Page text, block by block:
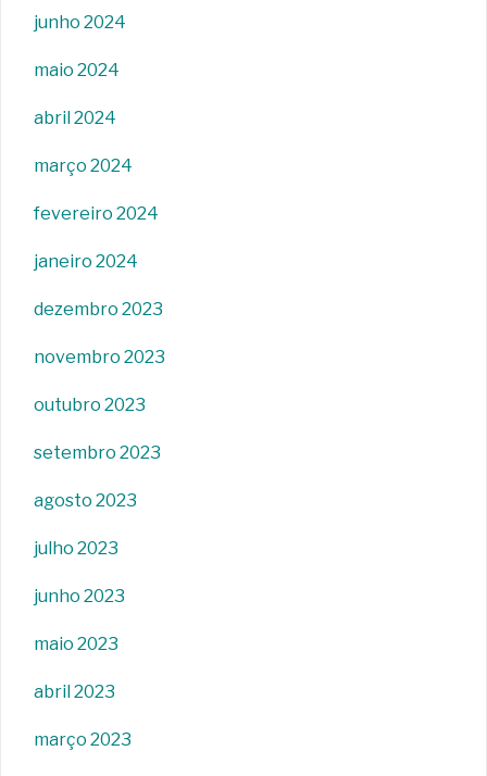
junho 2024
maio 2024
abril 2024
março 2024
fevereiro 2024
janeiro 2024
dezembro 2023
novembro 2023
outubro 2023
setembro 2023
agosto 2023
julho 2023
junho 2023
maio 2023
abril 2023
março 2023